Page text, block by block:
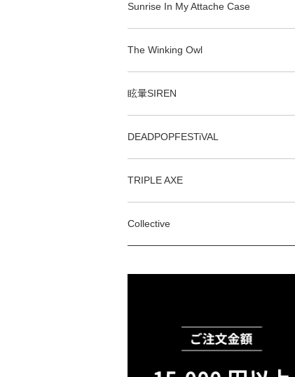
Sunrise In My Attache Case
The Winking Owl
眩暈SIREN
DEADPOPFESTiVAL
TRIPLE AXE
Collective